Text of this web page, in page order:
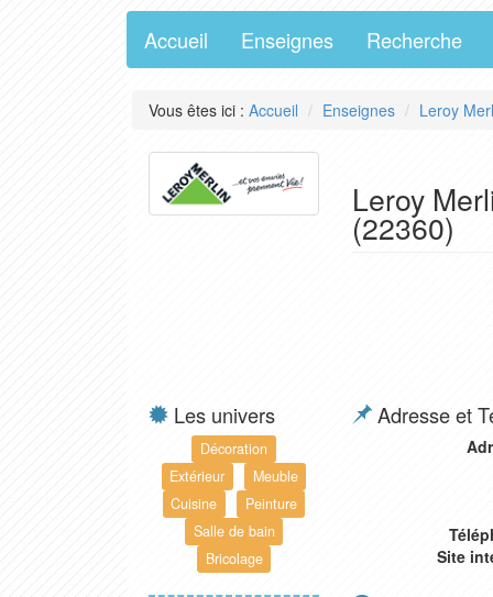
Accueil Enseignes Recherche
Vous êtes ici : Accueil Enseignes Leroy
Leroy
(22360)
Les univers
Décoration
Extérieur
Meuble
Cuisine
Peinture
Salle de bain
Bricolage
Adresse et
Site